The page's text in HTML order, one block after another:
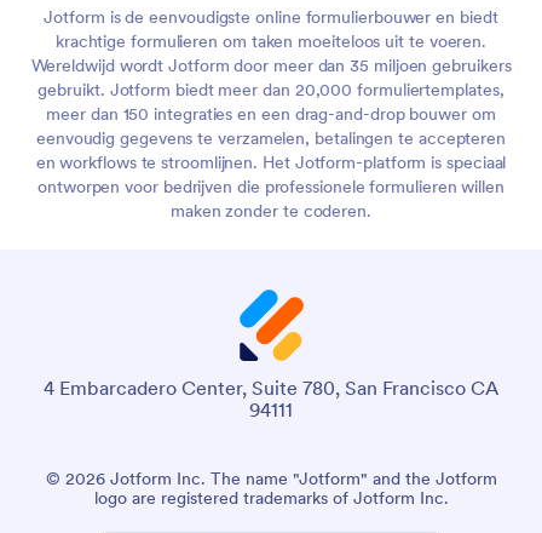
Jotform is de eenvoudigste online formulierbouwer en biedt
krachtige formulieren om taken moeiteloos uit te voeren.
Wereldwijd wordt Jotform door meer dan 35 miljoen gebruikers
gebruikt. Jotform biedt meer dan 20,000 formuliertemplates,
meer dan 150 integraties en een drag-and-drop bouwer om
eenvoudig gegevens te verzamelen, betalingen te accepteren
en workflows te stroomlijnen. Het Jotform-platform is speciaal
ontworpen voor bedrijven die professionele formulieren willen
maken zonder te coderen.
4 Embarcadero Center, Suite 780, San Francisco CA
94111
© 2026 Jotform Inc. The name "Jotform" and the Jotform
logo are registered trademarks of Jotform Inc.